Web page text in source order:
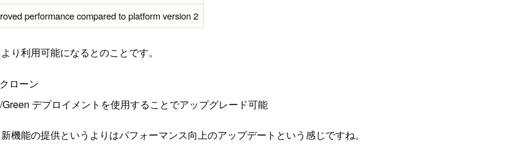
performance compared to platform version 2
り利用可能になるとのことです。
ローン
デプロイメントを使用することでアップグレード可能
能の提供というよりはパフォーマンス向上のアップデートという感じですね。